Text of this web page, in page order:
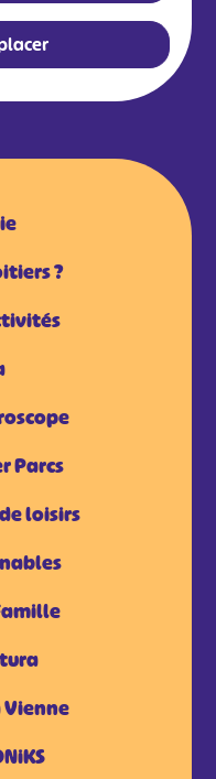
?
Parcs
loisirs
Vienne